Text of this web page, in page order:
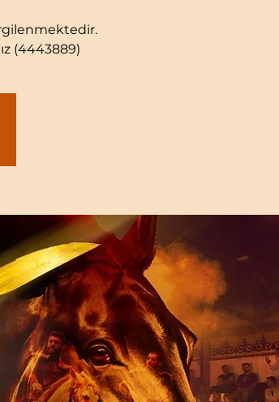
(4443889)